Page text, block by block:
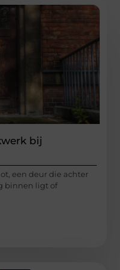
bij
een deur die achter
binnen ligt of